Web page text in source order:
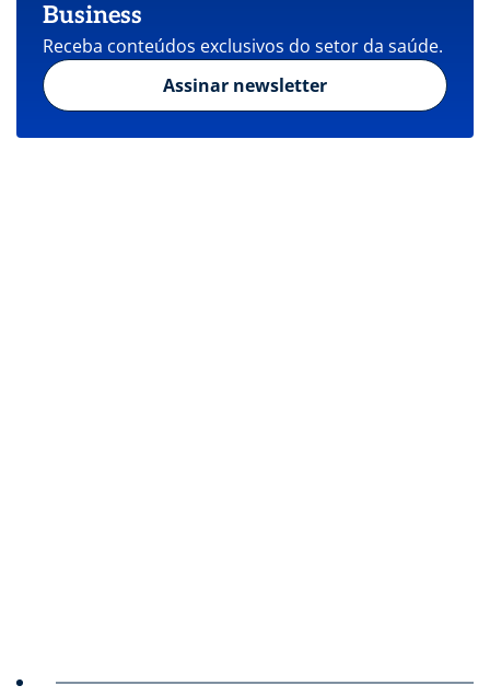
Business
Receba conteúdos exclusivos do setor da saúde.
Assinar newsletter